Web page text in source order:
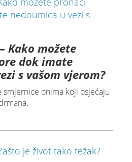
Kako možete
dok imate
s vašom vjerom?
smjernice onima koji osjećaju